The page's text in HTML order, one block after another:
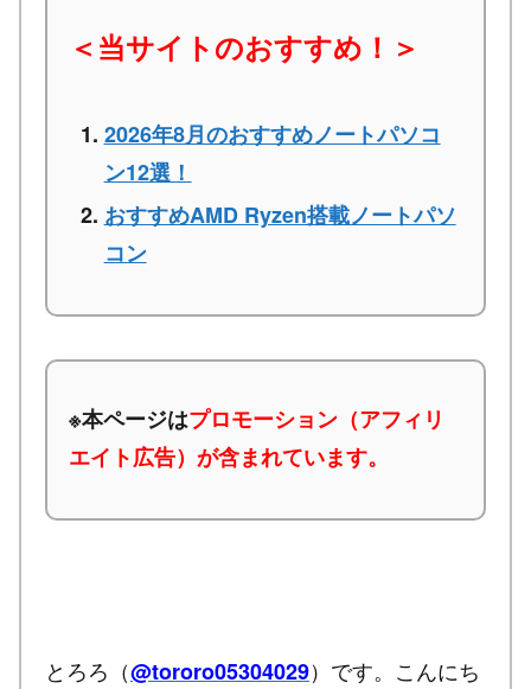
＜当サイトのおすすめ！＞
2026年8月のおすすめノートパソコ
ン12選！
おすすめAMD Ryzen搭載ノートパソ
コン
※本ページはプロモーション（アフィリ
エイト広告）が含まれています。
とろろ（@tororo05304029）です。こんにち